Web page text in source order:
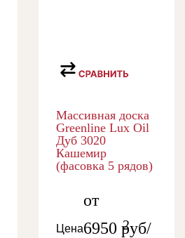
Массивная доска
Greenline Lux Oil
Дуб 3020
Кашемир
(фасовка 5 рядов)
Цена
от
6950 руб/
2